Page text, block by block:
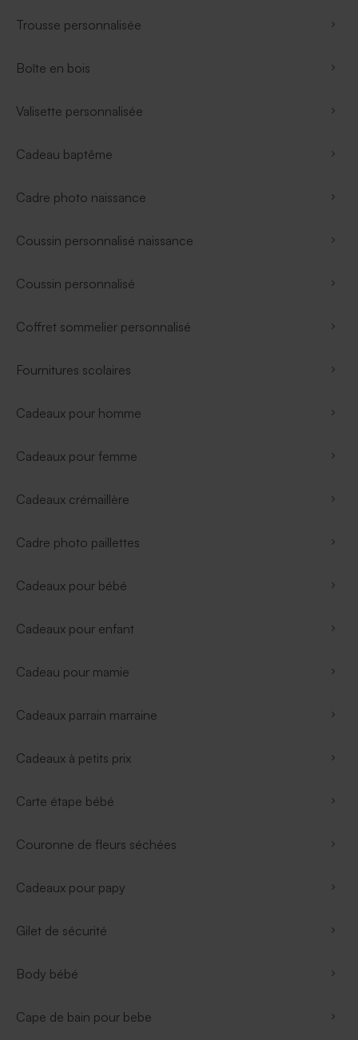
Trousse personnalisée
Boîte en bois
Valisette personnalisée
Cadeau baptême
Cadre photo naissance
Coussin personnalisé naissance
Coussin personnalisé
Coffret sommelier personnalisé
Fournitures scolaires
Cadeaux pour homme
Cadeaux pour femme
Cadeaux crémaillère
Cadre photo paillettes
Cadeaux pour bébé
Cadeaux pour enfant
Cadeau pour mamie
Cadeaux parrain marraine
Cadeaux à petits prix
Carte étape bébé
Couronne de fleurs séchées
Cadeaux pour papy
Gilet de sécurité
Body bébé
Cape de bain pour bebe